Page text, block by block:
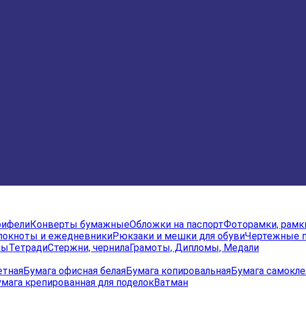
Конверты бумажныеОбложки на паспортФоторамки,
и ежедневникиРюкзаки и мешки для обувиЧертежные
ТетрадиСтержни, чернилаГрамоты, Дипломы, Медали
Бумага офисная белаяБумага копировальнаяБумага
крепированная для поделокВатман